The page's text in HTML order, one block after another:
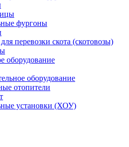
фургоны
перевозки скота (скотовозы)
оборудование
оборудование
отопители
установки (ХОУ)